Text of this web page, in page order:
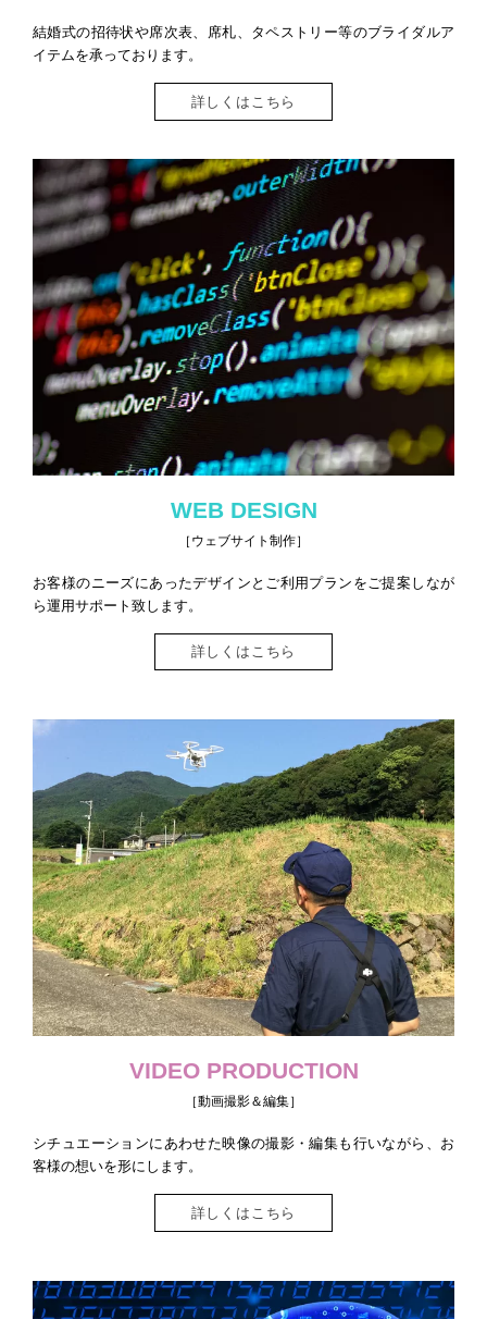
結婚式の招待状や席次表、席札、タペストリー等のブライダルア
イテムを承っております。
詳しくはこちら
WEB DESIGN
［ウェブサイト制作］
お客様のニーズにあったデザインとご利用プランをご提案しなが
ら運用サポート致します。
詳しくはこちら
VIDEO PRODUCTION
［動画撮影＆編集］
シチュエーションにあわせた映像の撮影・編集も行いながら、お
客様の想いを形にします。
詳しくはこちら